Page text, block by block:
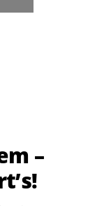
–